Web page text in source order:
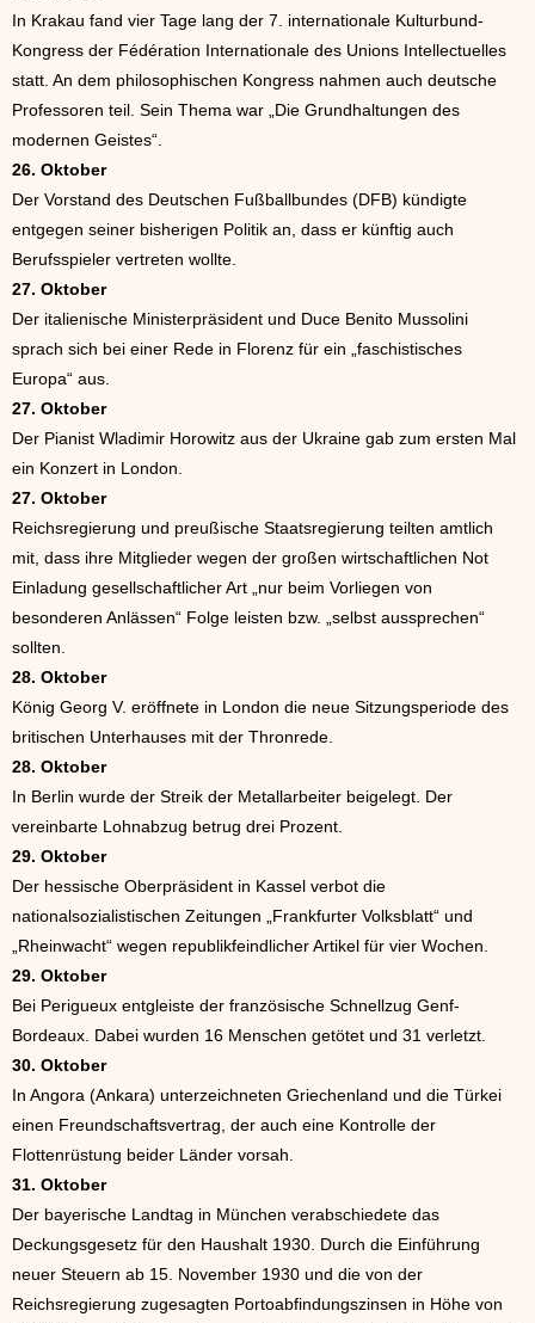
In Krakau fand vier Tage lang der 7. internationale Kulturbund-
Kongress der Fédération Internationale des Unions Intellectuelles
statt. An dem philosophischen Kongress nahmen auch deutsche
Professoren teil. Sein Thema war „Die Grundhaltungen des
modernen Geistes“.
26. Oktober
Der Vorstand des Deutschen Fußballbundes (DFB) kündigte
entgegen seiner bisherigen Politik an, dass er künftig auch
Berufsspieler vertreten wollte.
27. Oktober
Der italienische Ministerpräsident und Duce Benito Mussolini
sprach sich bei einer Rede in Florenz für ein „faschistisches
Europa“ aus.
27. Oktober
Der Pianist Wladimir Horowitz aus der Ukraine gab zum ersten Mal
ein Konzert in London.
27. Oktober
Reichsregierung und preußische Staatsregierung teilten amtlich
mit, dass ihre Mitglieder wegen der großen wirtschaftlichen Not
Einladung gesellschaftlicher Art „nur beim Vorliegen von
besonderen Anlässen“ Folge leisten bzw. „selbst aussprechen“
sollten.
28. Oktober
König Georg V. eröffnete in London die neue Sitzungsperiode des
britischen Unterhauses mit der Thronrede.
28. Oktober
In Berlin wurde der Streik der Metallarbeiter beigelegt. Der
vereinbarte Lohnabzug betrug drei Prozent.
29. Oktober
Der hessische Oberpräsident in Kassel verbot die
nationalsozialistischen Zeitungen „Frankfurter Volksblatt“ und
„Rheinwacht“ wegen republikfeindlicher Artikel für vier Wochen.
29. Oktober
Bei Perigueux entgleiste der französische Schnellzug Genf-
Bordeaux. Dabei wurden 16 Menschen getötet und 31 verletzt.
30. Oktober
In Angora (Ankara) unterzeichneten Griechenland und die Türkei
einen Freundschaftsvertrag, der auch eine Kontrolle der
Flottenrüstung beider Länder vorsah.
31. Oktober
Der bayerische Landtag in München verabschiedete das
Deckungsgesetz für den Haushalt 1930. Durch die Einführung
neuer Steuern ab 15. November 1930 und die von der
Reichsregierung zugesagten Portoabfindungszinsen in Höhe von